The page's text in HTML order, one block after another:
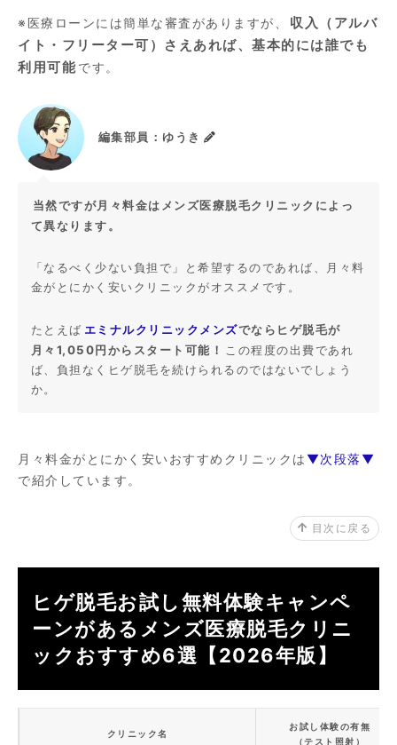
※医療ローンには簡単な審査がありますが、
収入（アルバ
イト・フリーター可）さえあれば、基本的には誰でも
利用可能 です。
編集部員：ゆうき
当然ですが月々料金はメンズ医療脱毛クリニックによっ
て異なります。
「なるべく少ない負担で」と希望するのであれば、月々料
金がとにかく安いクリニックがオススメです。
たとえば エミナルクリニックメンズでならヒゲ脱毛が
月々1,050円からスタート可能！ この程度の出費であれ
ば、負担なくヒゲ脱毛を続けられるのではないでしょう
か。
月々料金がとにかく安いおすすめクリニックは ▼次段落▼
で紹介しています。
目次に戻る
ヒゲ脱毛お試し無料体験キャンペ
ーンがあるメンズ医療脱毛クリニ
ックおすすめ6選【2026年版】
クリニック名
お試し体験の有無
（テスト照射）